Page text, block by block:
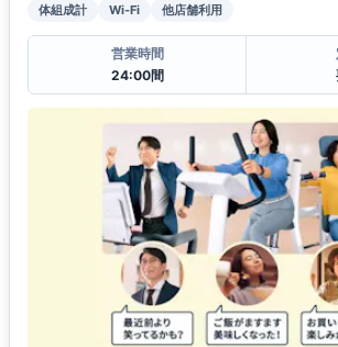
体組成計 Wi-Fi 他店舗利用
営業時間
24:00間